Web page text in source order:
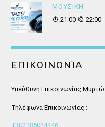
ΜΟΥΣΙΚΗ
21:00
22:00
ΕΠΙΚΟΙΝΩΝΊΑ
Υπεύθυνη Επικοινωνίας
Τηλέφωνα Επικοινωνίας :
+302285024446